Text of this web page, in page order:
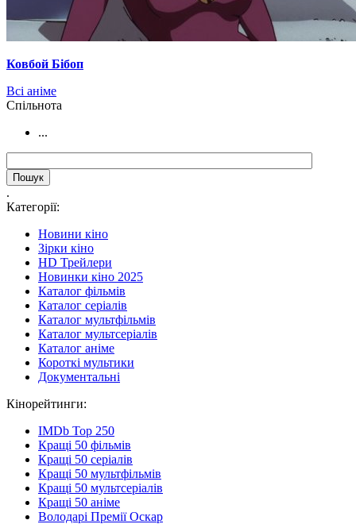
Ковбой Бібоп
Всі аніме
Cпільнота
...
.
Категорії:
Новини кіно
Зірки кіно
HD Трейлери
Новинки кіно 2025
Каталог фільмів
Каталог серіалів
Каталог мультфільмів
Каталог мультсеріалів
Каталог аніме
Короткі мультики
Документальні
Кінорейтинги:
IMDb Top 250
Кращі 50 фільмів
Кращі 50 серіалів
Кращі 50 мультфільмів
Кращі 50 мультсеріалів
Кращі 50 аніме
Володарі Премії Оскар